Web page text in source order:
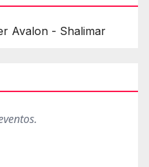
Avalon - Shalimar